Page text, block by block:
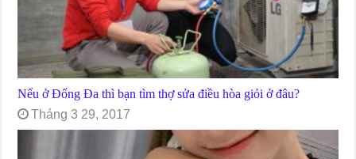
Nếu ở Đống Đa thì bạn tìm thợ sửa điều hòa giỏi ở đâu?
Tháng 3 29, 2017